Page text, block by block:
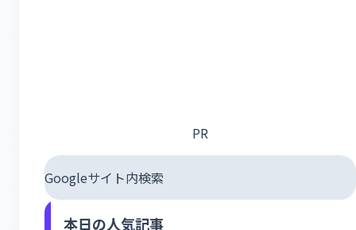
PR
Googleサイト内検索
本日の人気記事